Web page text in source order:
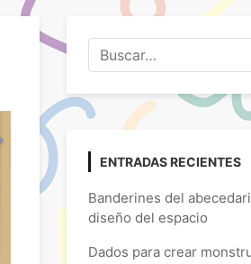
ENTRADAS RECIENTES
Banderines del
diseño del espacio
Dados para crear